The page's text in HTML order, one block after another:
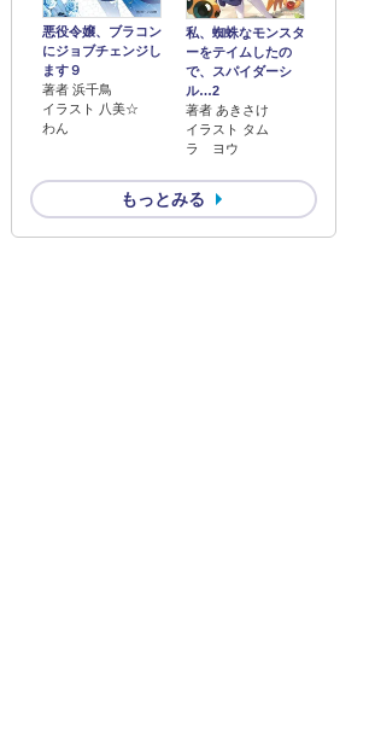
悪役令嬢、ブラコン
にジョブチェンジし
ます９
著者 浜千鳥
イラスト 八美☆
わん
私、蜘蛛なモンスタ
ーをテイムしたの
で、スパイダーシ
ル…2
著者 あきさけ
イラスト タム
ラ ヨウ
もっとみる